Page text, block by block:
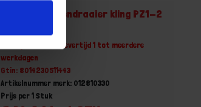
BETA Schroevendraaier kling PZ1-2
Niet op voorraad, levertijd 1 tot meerdere
werkdagen
Gtin: 8014230511443
Artikelnummer merk: 012810330
Prijs per 1 Stuk